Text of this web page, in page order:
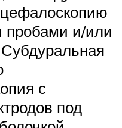
пробами и/или
с
под